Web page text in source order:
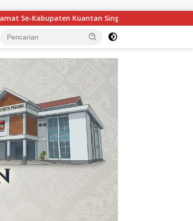
Maigus Nasir Ajak Siswa SMA 1 Pertiwi Padang